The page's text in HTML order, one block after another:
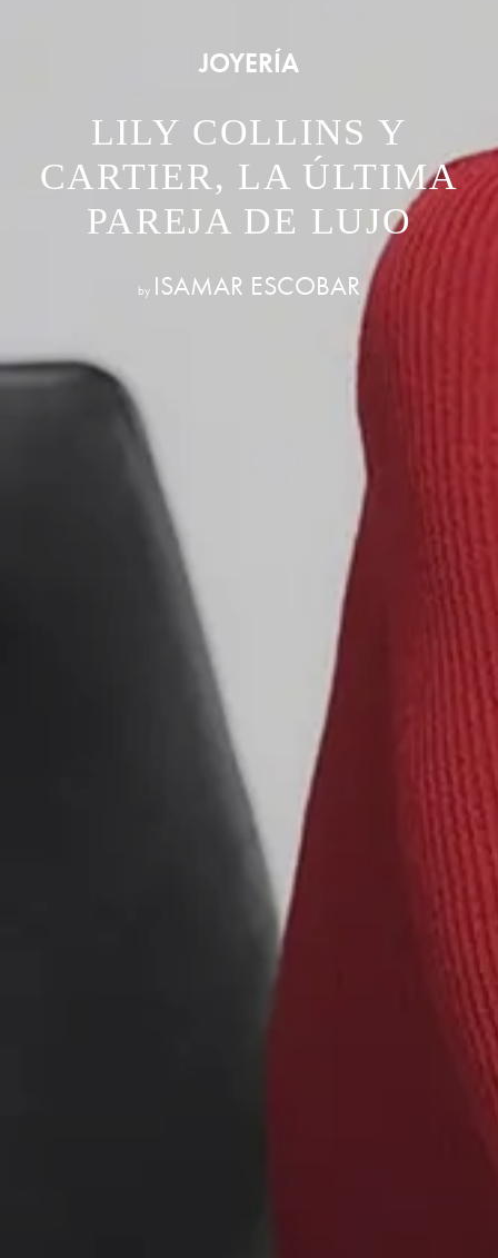
JOYERÍA
LILY COLLINS Y
CARTIER, LA ÚLTIMA
PAREJA DE LUJO
by ISAMAR ESCOBAR